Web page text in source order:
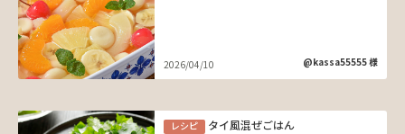
2026/04/10 @kassa55555 様
レシピ タイ風混ぜごはん